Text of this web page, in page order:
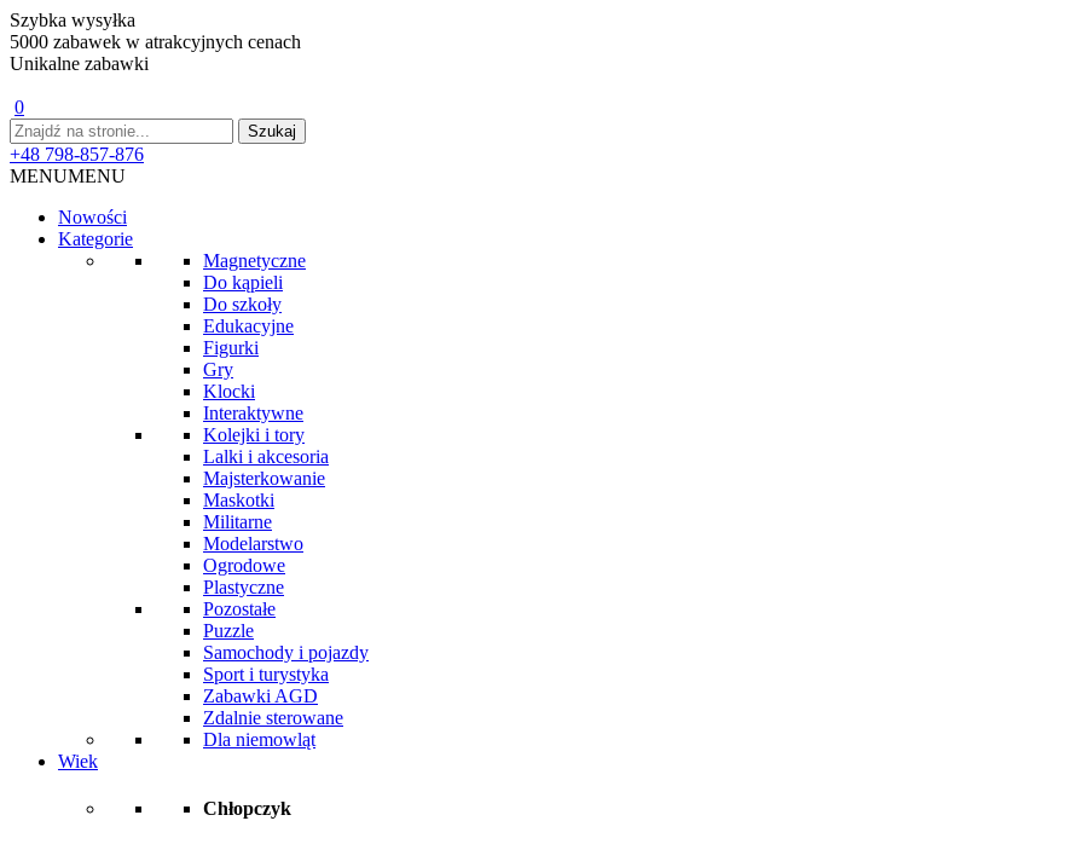
Szybka wysyłka
5000 zabawek w atrakcyjnych cenach
Unikalne zabawki
0
+48 798-857-876
MENUMENU
Nowości
Kategorie
Magnetyczne
Do kąpieli
Do szkoły
Edukacyjne
Figurki
Gry
Klocki
Interaktywne
Kolejki i tory
Lalki i akcesoria
Majsterkowanie
Maskotki
Militarne
Modelarstwo
Ogrodowe
Plastyczne
Pozostałe
Puzzle
Samochody i pojazdy
Sport i turystyka
Zabawki AGD
Zdalnie sterowane
Dla niemowląt
Wiek
Chłopczyk